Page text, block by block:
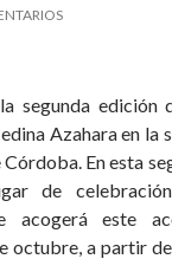
segunda edición
Azahara en la
En esta
de
acogerá este
octubre, a partir